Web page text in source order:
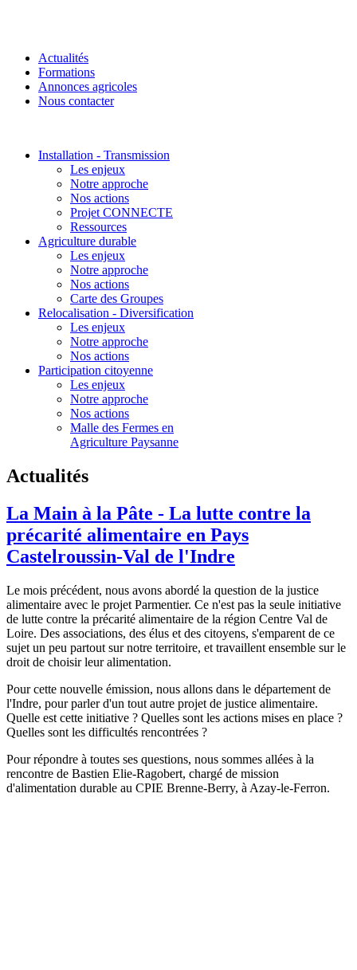
Actualités
Formations
Annonces agricoles
Nous contacter
Installation - Transmission
Les enjeux
Notre approche
Nos actions
Projet CONNECTE
Ressources
Agriculture durable
Les enjeux
Notre approche
Nos actions
Carte des Groupes
Relocalisation - Diversification
Les enjeux
Notre approche
Nos actions
Participation citoyenne
Les enjeux
Notre approche
Nos actions
Malle des Fermes en
Agriculture Paysanne
Actualités
La Main à la Pâte - La lutte contre la
précarité alimentaire en Pays
Castelroussin-Val de l'Indre
Le mois précédent, nous avons abordé la question de la justice
alimentaire avec le projet Parmentier. Ce n'est pas la seule initiative
de lutte contre la précarité alimentaire de la région Centre Val de
Loire. Des associations, des élus et des citoyens, s'emparent de ce
sujet un peu partout sur notre territoire, et travaillent ensemble sur le
droit de choisir leur alimentation.
Pour cette nouvelle émission, nous allons dans le département de
l'Indre, pour parler d'un tout autre projet de justice alimentaire.
Quelle est cette initiative ? Quelles sont les actions mises en place ?
Quelles sont les difficultés rencontrées ?
Pour répondre à toutes ses questions, nous sommes allées à la
rencontre de Bastien Elie-Ragobert, chargé de mission
d'alimentation durable au CPIE Brenne-Berry, à Azay-le-Ferron.